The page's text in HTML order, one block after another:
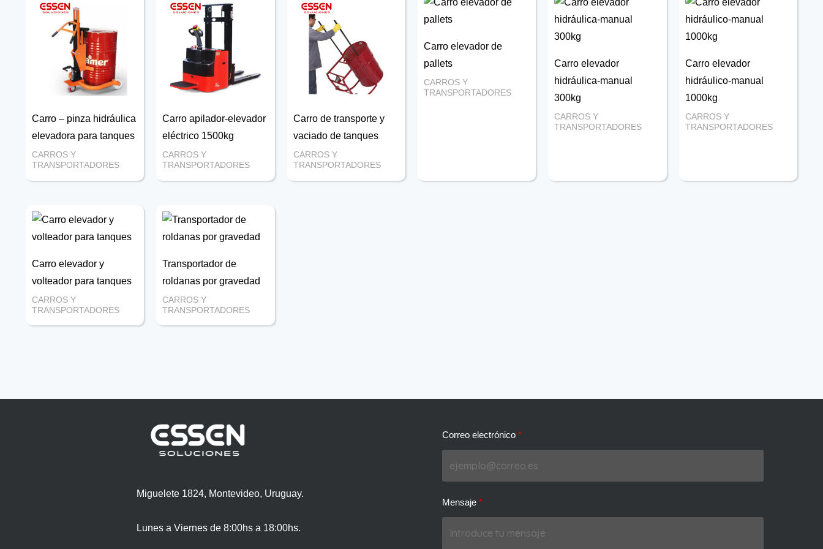
Carro – pinza hidráulica
elevadora para tanques
CARROS Y
TRANSPORTADORES
Carro apilador-elevador
eléctrico 1500kg
CARROS Y
TRANSPORTADORES
Carro de transporte y
vaciado de tanques
CARROS Y
TRANSPORTADORES
Carro elevador de
pallets
CARROS Y
TRANSPORTADORES
Carro elevador
hidráulica-manual
300kg
CARROS Y
TRANSPORTADORES
Carro elevador
hidráulico-manual
1000kg
CARROS Y
TRANSPORTADORES
Carro elevador y
volteador para tanques
CARROS Y
TRANSPORTADORES
Transportador de
roldanas por gravedad
CARROS Y
TRANSPORTADORES
Miguelete 1824, Montevideo, Uruguay.
Lunes a Viernes de 8:00hs a 18:00hs.
Correo electrónico
Mensaje